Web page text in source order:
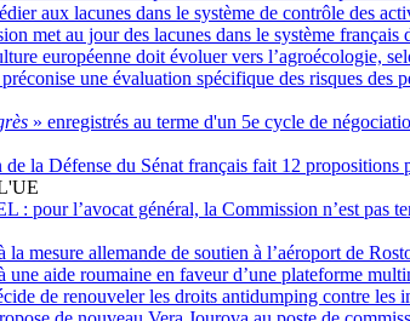
aux lacunes dans le système de contrôle des
met au jour des lacunes dans le système français
européenne doit évoluer vers l’agroécologie,
une évaluation spécifique des risques des
» enregistrés au terme d'un 5e cycle de
de la Défense du Sénat français fait 12 propositions
: pour l’avocat général, la Commission n’est pas
la mesure allemande de soutien à l’aéroport de
une aide roumaine en faveur d’une plateforme
de renouveler les droits antidumping contre les